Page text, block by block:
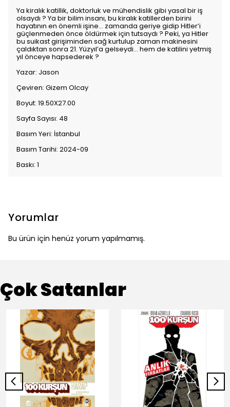
Ya kiralık katillik, doktorluk ve mühendislik gibi yasal bir iş
olsaydı ? Ya bir bilim insanı, bu kiralık katillerden birini
hayatının en önemli işine… zamanda geriye gidip Hitler’i
güçlenmeden önce öldürmek için tutsaydı ? Peki, ya Hitler
bu suikast girişiminden sağ kurtulup zaman makinesini
çaldıktan sonra 21. Yüzyıl’a gelseydi… hem de katilini yetmiş
yıl önceye hapsederek ?
Yazar: Jason
Çeviren: Gizem Olcay
Boyut: 19.50X27.00
Sayfa Sayısı: 48
Basım Yeri: İstanbul
Basım Tarihi: 2024-09
Baskı: 1
Yorumlar
Bu ürün için henüz yorum yapılmamış.
Çok Satanlar